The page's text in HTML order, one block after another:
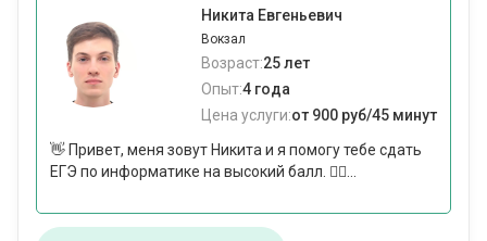
Никита Евгеньевич
Вокзал
Возраст:25 лет
Опыт:4 года
Цена услуги:от 900 руб/45 минут
👋 Привет, меня зовут Никита и я помогу тебе сдать
ЕГЭ по информатике на высокий балл. 💁‍♂️...